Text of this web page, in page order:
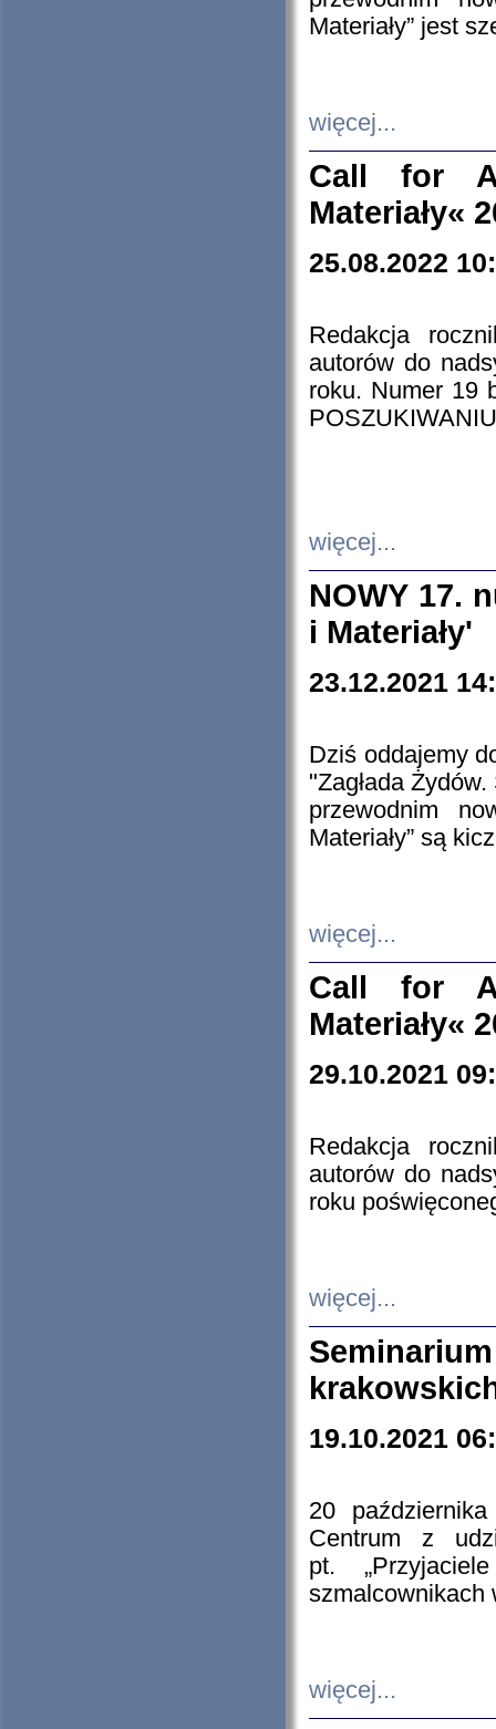
Materiały” jest
więcej...
Call for
Materiały«
25.08.2022
Redakcja
autorów do
roku. Numer 19
więcej...
NOWY 17.
i Materiały'
23.12.2021
Dziś oddajemy
"Zagłada
przewodnim
Materiały” są
więcej...
Call for
Materiały«
29.10.2021
Redakcja
autorów do
roku
więcej...
19.10.2021
20
Centrum z
pt.
szmalcownikach
więcej...